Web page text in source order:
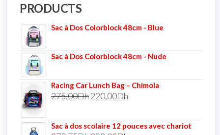
PRODUCTS
Sac à Dos Colorblock 48cm - Blue
Sac à Dos Colorblock 48cm - Nude
Racing Car Lunch Bag – Chimola
275,00Dh220,00Dh
Sac à dos scolaire 12 pouces avec chariot